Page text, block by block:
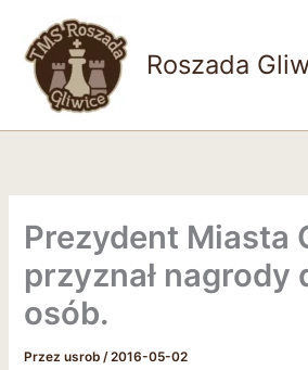
treści
Roszada
Prezydent Miasta
przyznał nagrody
osób.
Przezusrob/2016-05-02